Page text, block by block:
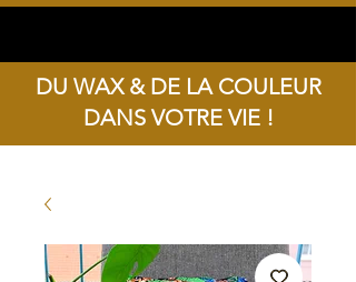
DU WAX & DE LA COULEUR
DANS VOTRE VIE !